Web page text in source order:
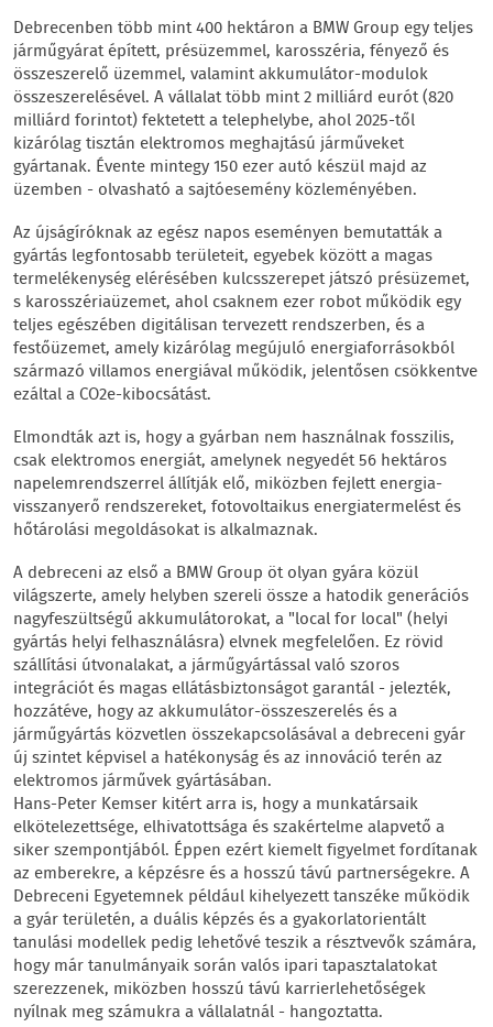
Debrecenben több mint 400 hektáron a BMW Group egy teljes
járműgyárat épített, présüzemmel, karosszéria, fényező és
összeszerelő üzemmel, valamint akkumulátor-modulok
összeszerelésével. A vállalat több mint 2 milliárd eurót (820
milliárd forintot) fektetett a telephelybe, ahol 2025-től
kizárólag tisztán elektromos meghajtású járműveket
gyártanak. Évente mintegy 150 ezer autó készül majd az
üzemben - olvasható a sajtóesemény közleményében.
Az újságíróknak az egész napos eseményen bemutatták a
gyártás legfontosabb területeit, egyebek között a magas
termelékenység elérésében kulcsszerepet játszó présüzemet,
s karosszériaüzemet, ahol csaknem ezer robot működik egy
teljes egészében digitálisan tervezett rendszerben, és a
festőüzemet, amely kizárólag megújuló energiaforrásokból
származó villamos energiával működik, jelentősen csökkentve
ezáltal a CO2e-kibocsátást.
Elmondták azt is, hogy a gyárban nem használnak fosszilis,
csak elektromos energiát, amelynek negyedét 56 hektáros
napelemrendszerrel állítják elő, miközben fejlett energia-
visszanyerő rendszereket, fotovoltaikus energiatermelést és
hőtárolási megoldásokat is alkalmaznak.
A debreceni az első a BMW Group öt olyan gyára közül
világszerte, amely helyben szereli össze a hatodik generációs
nagyfeszültségű akkumulátorokat, a "local for local" (helyi
gyártás helyi felhasználásra) elvnek megfelelően. Ez rövid
szállítási útvonalakat, a járműgyártással való szoros
integrációt és magas ellátásbiztonságot garantál - jelezték,
hozzátéve, hogy az akkumulátor-összeszerelés és a
járműgyártás közvetlen összekapcsolásával a debreceni gyár
új szintet képvisel a hatékonyság és az innováció terén az
elektromos járművek gyártásában.
Hans-Peter Kemser kitért arra is, hogy a munkatársaik
elkötelezettsége, elhivatottsága és szakértelme alapvető a
siker szempontjából. Éppen ezért kiemelt figyelmet fordítanak
az emberekre, a képzésre és a hosszú távú partnerségekre. A
Debreceni Egyetemnek például kihelyezett tanszéke működik
a gyár területén, a duális képzés és a gyakorlatorientált
tanulási modellek pedig lehetővé teszik a résztvevők számára,
hogy már tanulmányaik során valós ipari tapasztalatokat
szerezzenek, miközben hosszú távú karrierlehetőségek
nyílnak meg számukra a vállalatnál - hangoztatta.